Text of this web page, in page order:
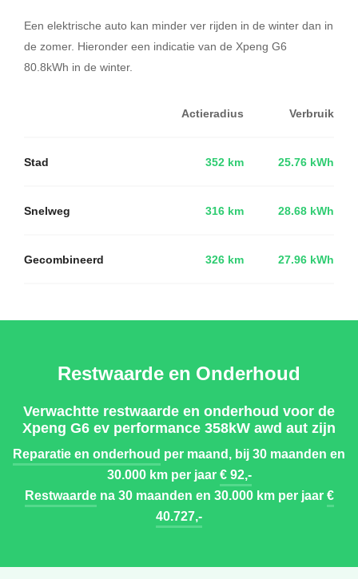
Een elektrische auto kan minder ver rijden in de winter dan in
de zomer. Hieronder een indicatie van de Xpeng G6
80.8kWh in de winter.
Actieradius Verbruik
Stad 352 km 25.76 kWh
Snelweg 316 km 28.68 kWh
Gecombineerd 326 km 27.96 kWh
Restwaarde en Onderhoud
Verwachtte restwaarde en onderhoud voor de
Xpeng G6 ev performance 358kW awd aut zijn
Reparatie en onderhoud per maand, bij 30 maanden en
30.000 km per jaar€ 92,-
Restwaardena 30 maanden en 30.000 km per jaar€
40.727,-